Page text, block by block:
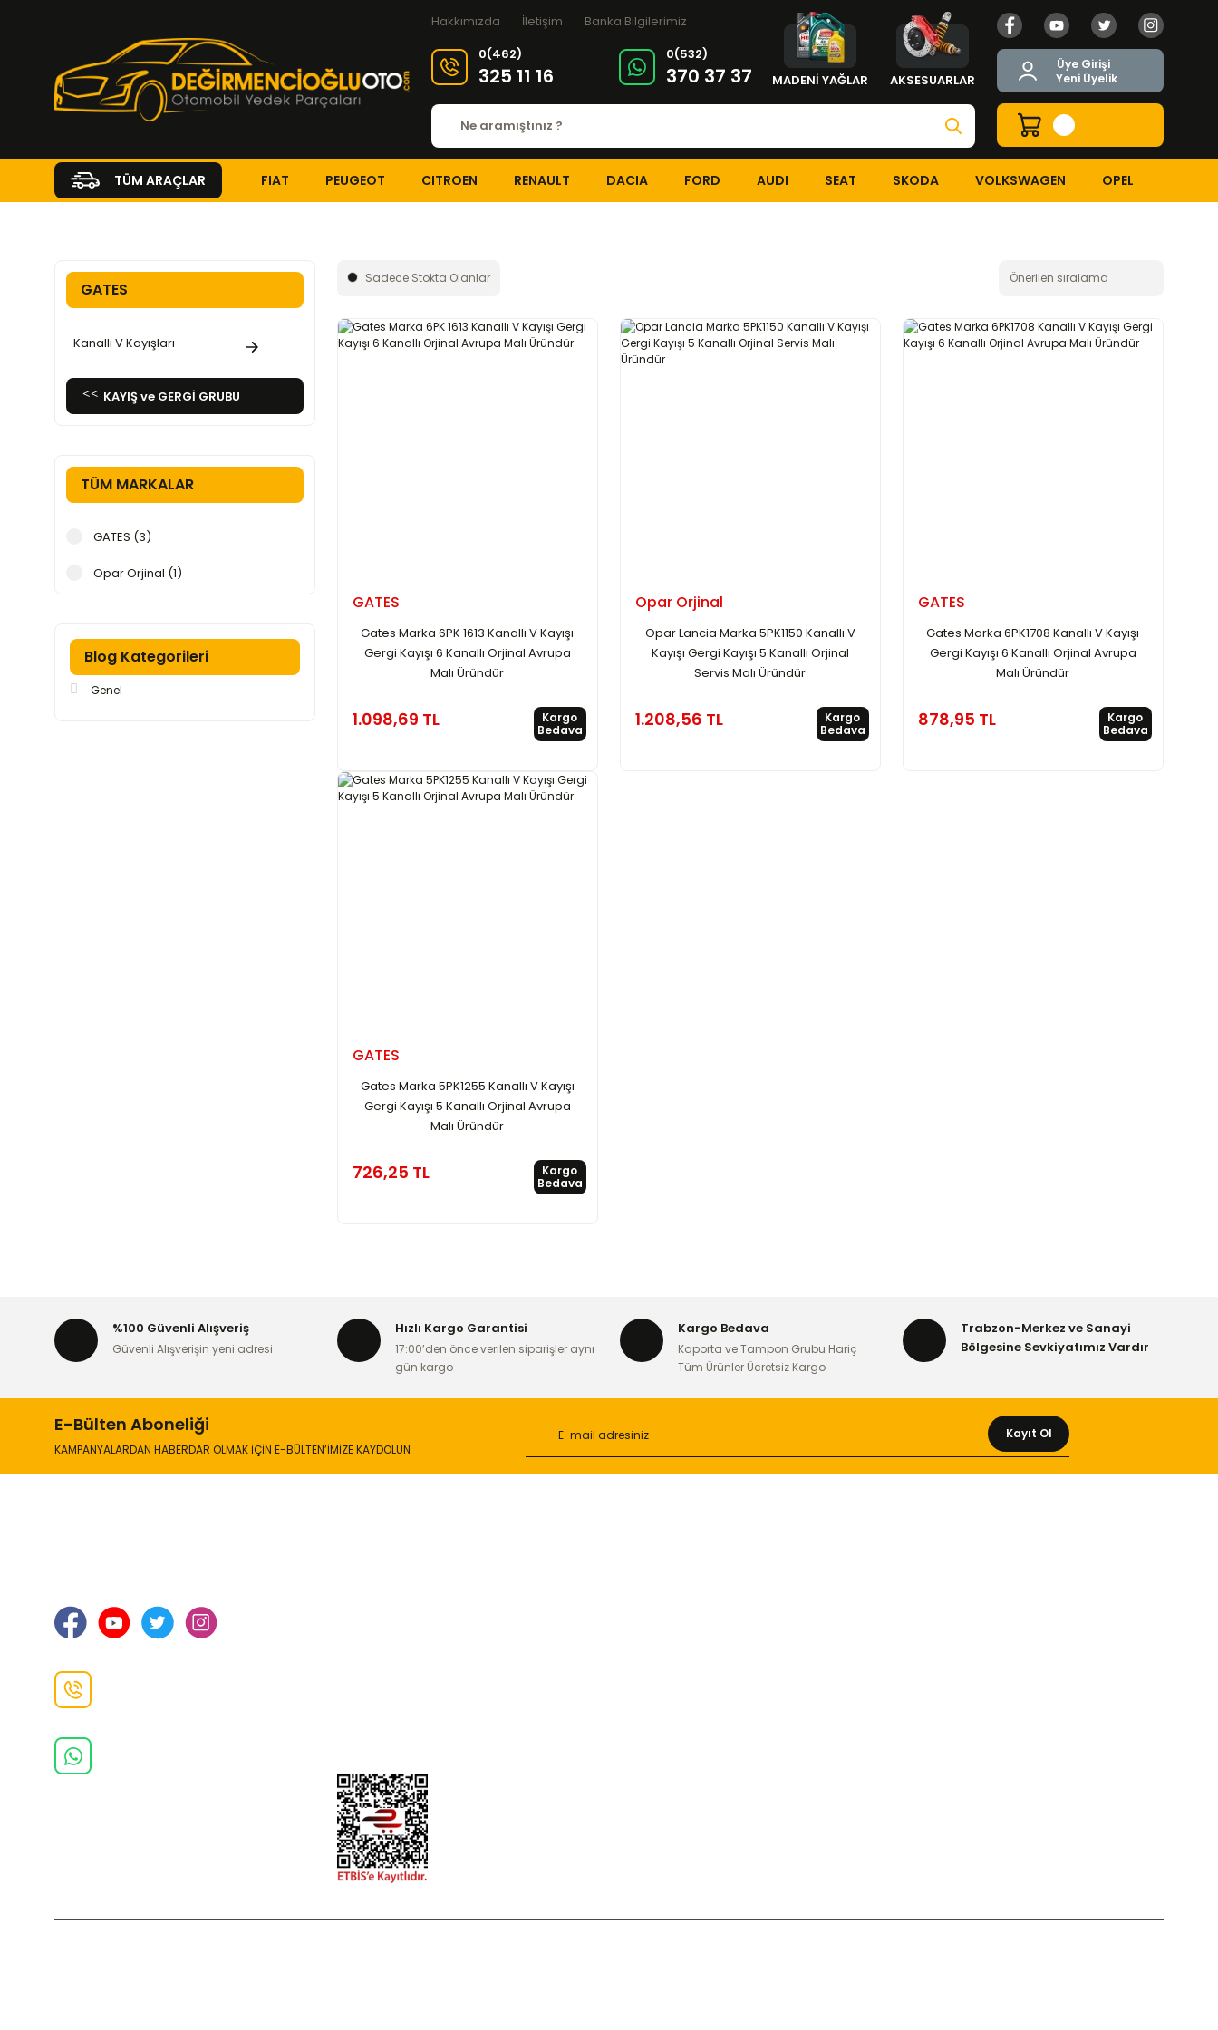
Hakkımızda İletişim
Banka Bilgilerimiz
0(462)
325 11 16
0(532)
370 37 37 MADENİ YAĞLAR AKSESUARLAR
Üye Girişi
Yeni Üyelik
TÜM ARAÇLAR FIAT PEUGEOT CITROEN RENAULT DACIA FORD AUDI SEAT SKODA VOLKSWAGEN OPEL
GATES
Kanallı V Kayışları
KAYIŞ ve GERGİ GRUBU
TÜM MARKALAR
GATES (3)
Opar Orjinal (1)
Blog Kategorileri
Genel
Sadece Stokta Olanlar
GATES
Gates Marka 6PK 1613 Kanallı V Kayışı
Gergi Kayışı 6 Kanallı Orjinal Avrupa
Malı Üründür
1.098,69 TL
Kargo
Bedava
Opar Orjinal
Opar Lancia Marka 5PK1150 Kanallı V
Kayışı Gergi Kayışı 5 Kanallı Orjinal
Servis Malı Üründür
1.208,56 TL
Kargo
Bedava
GATES
Gates Marka 6PK1708 Kanallı V Kayışı
Gergi Kayışı 6 Kanallı Orjinal Avrupa
Malı Üründür
878,95 TL
Kargo
Bedava
GATES
Gates Marka 5PK1255 Kanallı V Kayışı
Gergi Kayışı 5 Kanallı Orjinal Avrupa
Malı Üründür
726,25 TL
Kargo
Bedava
%100 Güvenli Alışveriş
Güvenli Alışverişin yeni adresi
Hızlı Kargo Garantisi
17:00’den önce verilen siparişler aynı
gün kargo
Kargo Bedava
Kaporta ve Tampon Grubu Hariç
Tüm Ürünler Ücretsiz Kargo
Trabzon-Merkez ve Sanayi
Bölgesine Sevkiyatımız Vardır
E-Bülten Aboneliği
KAMPANYALARDAN HABERDAR OLMAK İÇİN E-BÜLTEN’İMİZE KAYDOLUN
Kayıt Ol